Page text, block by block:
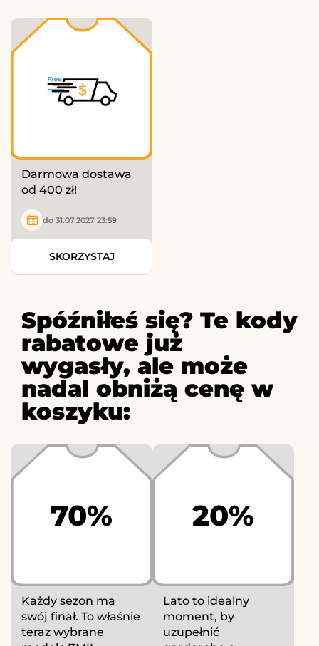
Darmowa dostawa
od 400 zł!
do 31.07.2027 23:59
SKORZYSTAJ
Spóźniłeś się? Te kody
rabatowe już
wygasły, ale może
nadal obniżą cenę w
koszyku:
70%
Każdy sezon ma
swój finał. To właśnie
teraz wybrane
20%
Lato to idealny
moment, by
uzupełnić